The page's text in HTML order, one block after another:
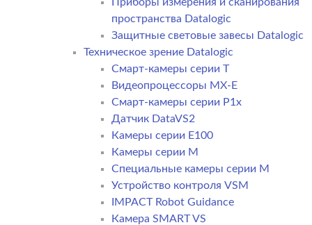
пространства Datalogic
Защитные световые завесы Datalogic
Техническое зрение Datalogic
Смарт-камеры серии T
Видеопроцессоры MX-E
Смарт-камеры серии P1x
Датчик DataVS2
Камеры серии E100
Камеры серии M
Специальные камеры серии M
Устройство контроля VSM
IMPACT Robot Guidance
Камера SMART VS